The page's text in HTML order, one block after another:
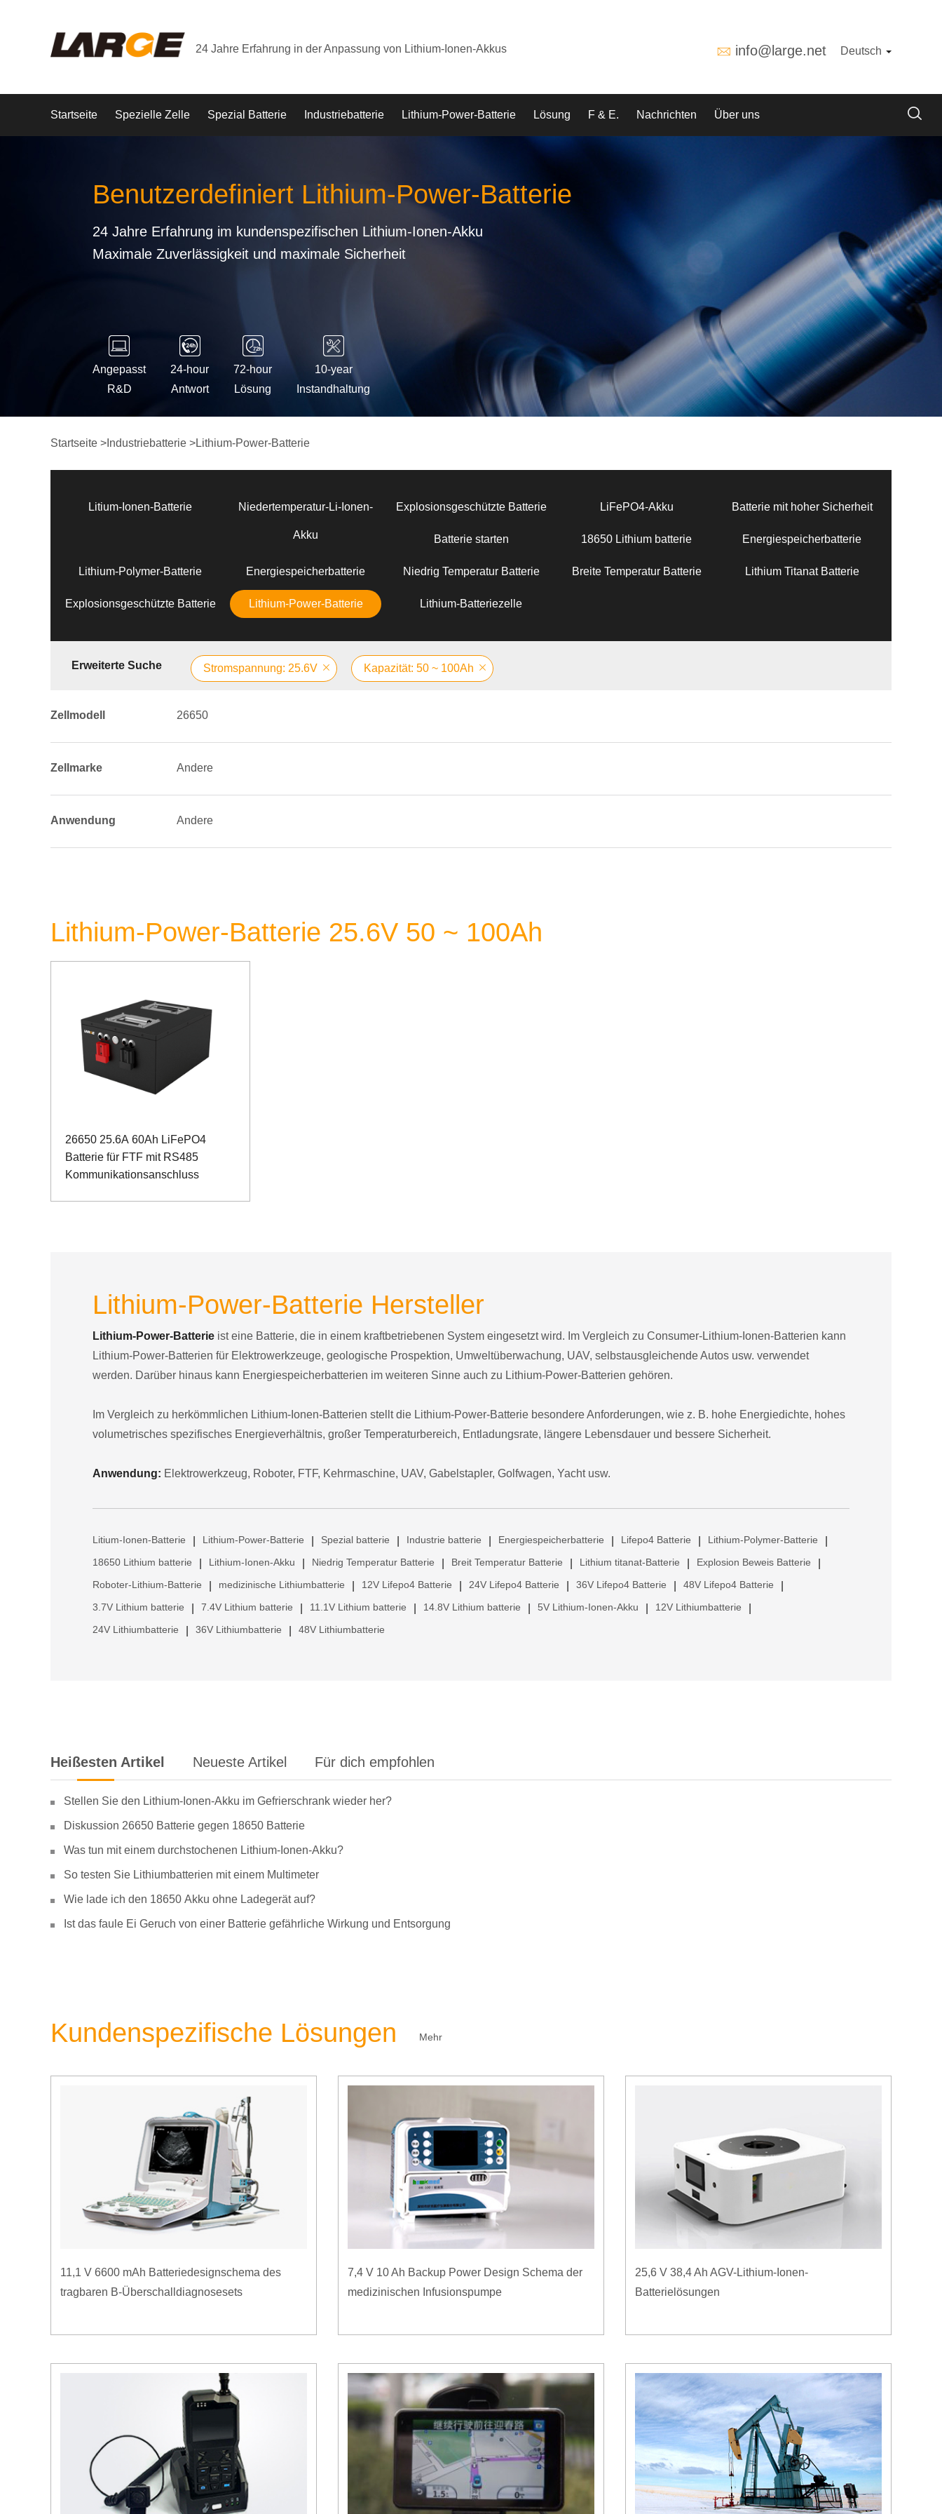
24 Jahre Erfahrung in der Anpassung von Lithium-Ionen-Akkus info@large.net Deutsch
Startseite Spezielle Zelle Spezial Batterie Industriebatterie Lithium-Power-Batterie Lösung F & E. Nachrichten Über uns
Benutzerdefiniert Lithium-Power-Batterie
24 Jahre Erfahrung im kundenspezifischen Lithium-Ionen-Akku
Maximale Zuverlässigkeit und maximale Sicherheit
Angepasst
R&D
24-hour
Antwort
72-hour
Lösung
10-year
Instandhaltung
Startseite > Industriebatterie >Lithium-Power-Batterie
Litium-Ionen-Batterie Niedertemperatur-Li-Ionen-
Akku
Explosionsgeschützte Batterie LiFePO4-Akku Batterie mit hoher Sicherheit
Batterie starten 18650 Lithium batterie Energiespeicherbatterie
Lithium-Polymer-Batterie Energiespeicherbatterie Niedrig Temperatur Batterie Breite Temperatur Batterie Lithium Titanat Batterie
Explosionsgeschützte Batterie Lithium-Power-Batterie Lithium-Batteriezelle
Erweiterte Suche Stromspannung: 25.6V Kapazität: 50 ~ 100Ah
Zellmodell 26650
Zellmarke Andere
Anwendung Andere
Lithium-Power-Batterie 25.6V 50 ~ 100Ah
26650 25.6A 60Ah LiFePO4
Batterie für FTF mit RS485
Kommunikationsanschluss
Lithium-Power-Batterie Hersteller
Lithium-Power-Batterie ist eine Batterie, die in einem kraftbetriebenen System eingesetzt wird. Im Vergleich zu Consumer-Lithium-Ionen-Batterien kann
Lithium-Power-Batterien für Elektrowerkzeuge, geologische Prospektion, Umweltüberwachung, UAV, selbstausgleichende Autos usw. verwendet
werden. Darüber hinaus kann Energiespeicherbatterien im weiteren Sinne auch zu Lithium-Power-Batterien gehören.
Im Vergleich zu herkömmlichen Lithium-Ionen-Batterien stellt die Lithium-Power-Batterie besondere Anforderungen, wie z. B. hohe Energiedichte, hohes
volumetrisches spezifisches Energieverhältnis, großer Temperaturbereich, Entladungsrate, längere Lebensdauer und bessere Sicherheit.
Anwendung: Elektrowerkzeug, Roboter, FTF, Kehrmaschine, UAV, Gabelstapler, Golfwagen, Yacht usw.
Litium-Ionen-Batterie Lithium-Power-Batterie Spezial batterie Industrie batterie Energiespeicherbatterie Lifepo4 Batterie Lithium-Polymer-Batterie
18650 Lithium batterie Lithium-Ionen-Akku Niedrig Temperatur Batterie Breit Temperatur Batterie Lithium titanat-Batterie Explosion Beweis Batterie
Roboter-Lithium-Batterie medizinische Lithiumbatterie 12V Lifepo4 Batterie 24V Lifepo4 Batterie 36V Lifepo4 Batterie 48V Lifepo4 Batterie
3.7V Lithium batterie 7.4V Lithium batterie 11.1V Lithium batterie 14.8V Lithium batterie 5V Lithium-Ionen-Akku 12V Lithiumbatterie
24V Lithiumbatterie 36V Lithiumbatterie 48V Lithiumbatterie
Heißesten Artikel Neueste Artikel Für dich empfohlen
Stellen Sie den Lithium-Ionen-Akku im Gefrierschrank wieder her?
Diskussion 26650 Batterie gegen 18650 Batterie
Was tun mit einem durchstochenen Lithium-Ionen-Akku?
So testen Sie Lithiumbatterien mit einem Multimeter
Wie lade ich den 18650 Akku ohne Ladegerät auf?
Ist das faule Ei Geruch von einer Batterie gefährliche Wirkung und Entsorgung
Kundenspezifische Lösungen Mehr
11,1 V 6600 mAh Batteriedesignschema des
tragbaren B-Überschalldiagnosesets
7,4 V 10 Ah Backup Power Design Schema der
medizinischen Infusionspumpe
25,6 V 38,4 Ah AGV-Lithium-Ionen-
Batterielösungen